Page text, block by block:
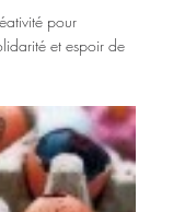
pour
et espoir de